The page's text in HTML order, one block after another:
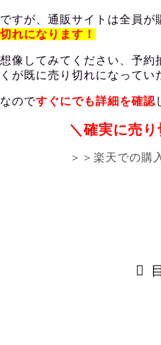
ですが、通販サイトは全員が
切れになります！
想像してみてください、予約
くが既に売り切れになってい
なのですぐにでも詳細を確認
＼確実に売
＞＞楽天での購